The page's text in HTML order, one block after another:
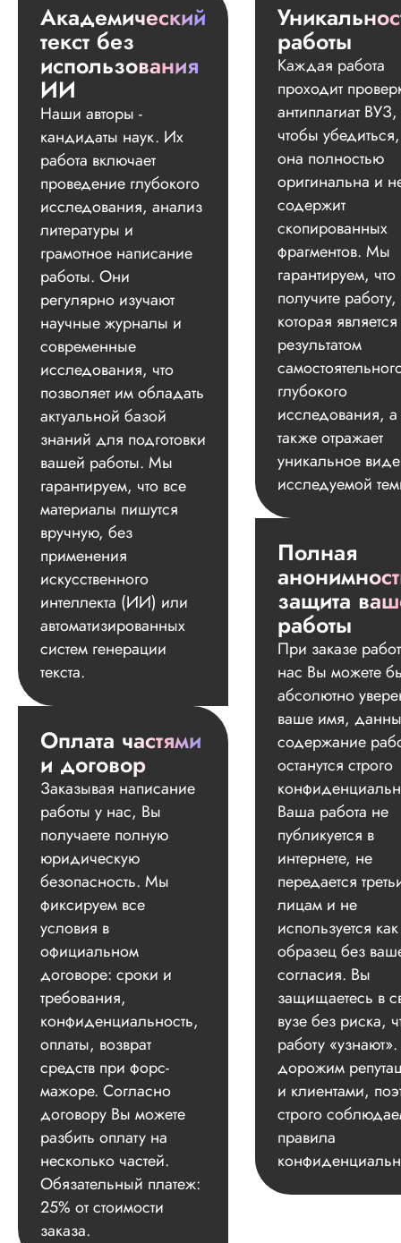
Академический
текст без
использования
ИИ
Наши авторы -
кандидаты наук. Их
работа включает
проведение глубокого
исследования, анализ
литературы и
грамотное написание
работы. Они
регулярно изучают
научные журналы и
современные
исследования, что
позволяет им обладать
актуальной базой
знаний для подготовки
вашей работы. Мы
гарантируем, что все
материалы пишутся
вручную, без
применения
искусственного
интеллекта (ИИ) или
автоматизированных
систем генерации
текста.
Оплата частями
и договор
Заказывая написание
работы у нас, Вы
получаете полную
юридическую
безопасность. Мы
фиксируем все
условия в
официальном
договоре: сроки и
требования,
конфиденциальность,
оплаты, возврат
средств при форс-
мажоре. Согласно
договору Вы можете
разбить оплату на
несколько частей.
Обязательный платеж:
25% от стоимости
заказа.
работы
Каждая работа
проходит
антиплагиат ВУЗ,
чтобы
она полностью
оригинальна и
содержит
скопированных
фрагментов. Мы
гарантируем,
получите работу,
которая является
результатом
глубокого
исследования, а
также отражает
уникальное
исследуемой
Полная
защита
работы
При заказе
нас Вы можете
абсолютно
ваше имя,
содержание
останутся строго
Ваша работа не
публикуется в
интернете, не
передается
лицам и не
используется как
образец без
согласия. Вы
защищаетесь в
вузе без риска,
работу
дорожим
и клиентами,
строго
правила
Алина
Имя менеджера:
Дата:2025-03-01
Понравилось иметь
дело с Яном.
выполняет свою
работу,
примерных сроках
отправки работы в
личный кабинет, на
какой стадии
выполнения
заказ и т.д. Были
заминки в